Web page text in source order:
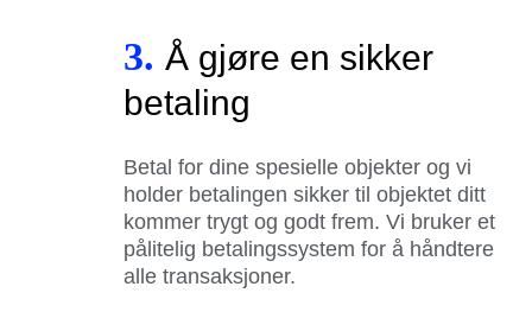
3. Å gjøre en sikker
betaling
Betal for dine spesielle objekter og vi
holder betalingen sikker til objektet ditt
kommer trygt og godt frem. Vi bruker et
pålitelig betalingssystem for å håndtere
alle transaksjoner.